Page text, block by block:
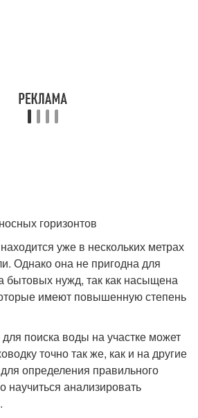
горизонтов
уже в нескольких метрах
Однако она не пригодна для
бытовых нужд, так как насыщена
имеют повышенную степень
поиска воды на участке может
точно так же, как и на другие
определения правильного
научиться анализировать